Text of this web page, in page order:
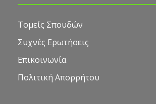
Τομείς Σπουδών
Συχνές Ερωτήσεις
Επικοινωνία
Πολιτική Απορρήτου